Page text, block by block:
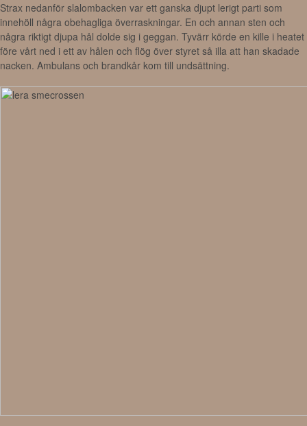
Strax nedanför slalombacken var ett ganska djupt lerigt parti som
innehöll några obehagliga överraskningar. En och annan sten och
några riktigt djupa hål dolde sig i geggan. Tyvärr körde en kille i heatet
före vårt ned i ett av hålen och flög över styret så illa att han skadade
nacken. Ambulans och brandkår kom till undsättning.